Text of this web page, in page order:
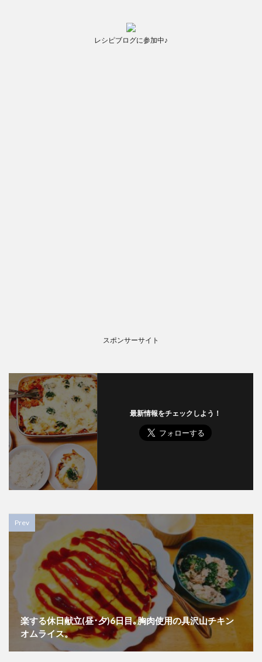
レシピブログに参加中♪
スポンサーサイト
最新情報をチェックしよう！
Prev
楽する休日献立(昼･夕)6日目｡胸肉使用の具沢山チキン
オムライス。